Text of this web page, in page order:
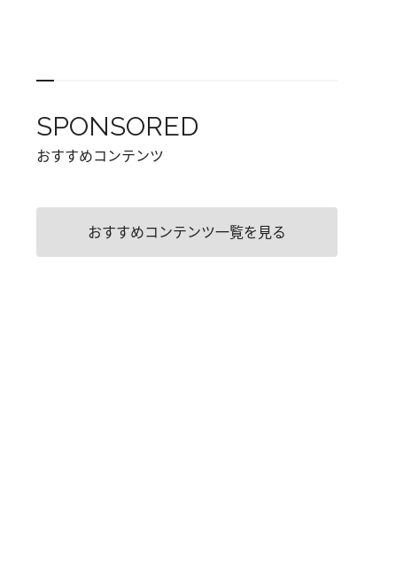
SPONSORED
おすすめコンテンツ
おすすめコンテンツ一覧を見る